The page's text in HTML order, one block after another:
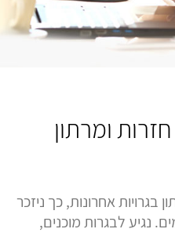
ומרתון
בגרויות אחרונות, כך ניזכר
נגיע לבגרות מוכנים,